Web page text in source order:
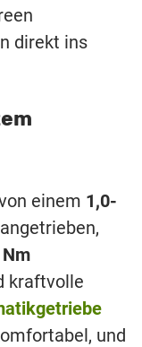
direkt ins
einem 1,0-
angetrieben,
kraftvolle
und